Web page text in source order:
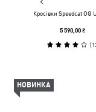
Кросівки Speedcat OG
5 590,00 ₴
(
НОВИНКА